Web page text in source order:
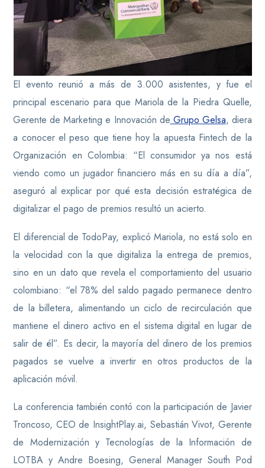
El evento reunió a más de 3.000 asistentes, y fue el
principal escenario para que Mariola de la Piedra Quelle,
Gerente de Marketing e Innovación de Grupo Gelsa, diera
a conocer el peso que tiene hoy la apuesta Fintech de la
Organización en Colombia: “El consumidor ya nos está
viendo como un jugador financiero más en su día a día”,
aseguró al explicar por qué esta decisión estratégica de
digitalizar el pago de premios resultó un acierto.
El diferencial de TodoPay, explicó Mariola, no está solo en
la velocidad con la que digitaliza la entrega de premios,
sino en un dato que revela el comportamiento del usuario
colombiano: “el 78% del saldo pagado permanece dentro
de la billetera, alimentando un ciclo de recirculación que
mantiene el dinero activo en el sistema digital en lugar de
salir de él”. Es decir, la mayoría del dinero de los premios
pagados se vuelve a invertir en otros productos de la
aplicación móvil.
La conferencia también contó con la participación de Javier
Troncoso, CEO de InsightPlay.ai, Sebastián Vivot, Gerente
de Modernización y Tecnologías de la Información de
LOTBA y Andre Boesing, General Manager South Pod